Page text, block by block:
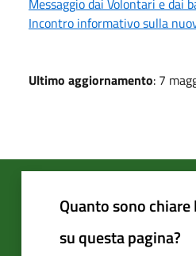
Incontro informativo sulla
Ultimo aggiornamento: 7
Quanto sono
su questa pagina?